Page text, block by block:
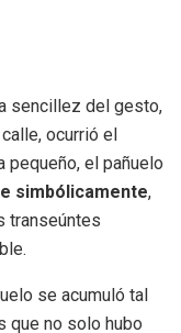
sencillez del gesto,
ocurrió el
pequeño, el pañuelo
simbólicamente,
transeúntes
se acumuló tal
que no solo hubo